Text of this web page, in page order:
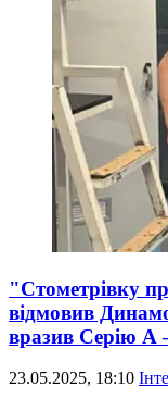
"Стометрівку
відмовив
вразив Серію
23.05.2025, 18:10